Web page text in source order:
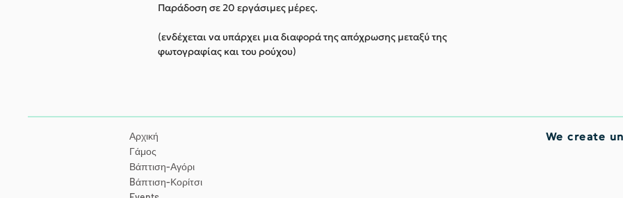
Παράδοση σε 20 εργάσιμες μέρες.
(ενδέχεται να υπάρχει μια διαφορά της απόχρωσης μεταξύ της
φωτογραφίας και του ρούχου)
Αρχική
Γάμος
Βάπτιση-Αγόρι
Bάπτιση-Κορίτσι
We create